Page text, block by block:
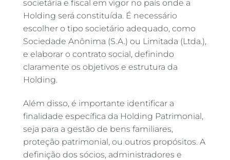
societária e fiscal em vigor no país onde a
Holding será constituída. É necessário
escolher o tipo societário adequado, como
Sociedade Anônima (S.A.) ou Limitada (Ltda.),
e elaborar o contrato social, definindo
claramente os objetivos e estrutura da
Holding.
Além disso, é importante identificar a
finalidade específica da Holding Patrimonial,
seja para a gestão de bens familiares,
proteção patrimonial, ou outros propósitos. A
definição dos sócios, administradores e